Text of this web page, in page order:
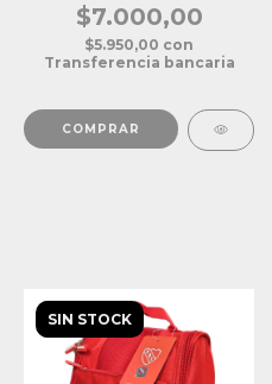
$7.000,00
$5.950,00 con
Transferencia bancaria
SIN STOCK